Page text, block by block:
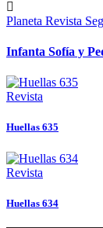
Planeta Revista
Infanta Sofía y
Revista
Huellas 635
Revista
Huellas 634